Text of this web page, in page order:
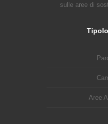
sulle aree di
Aree